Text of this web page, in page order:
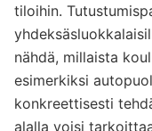
tiloihin.
nähdä, millaista
esimerkiksi
konkreettisesti
alalla voisi